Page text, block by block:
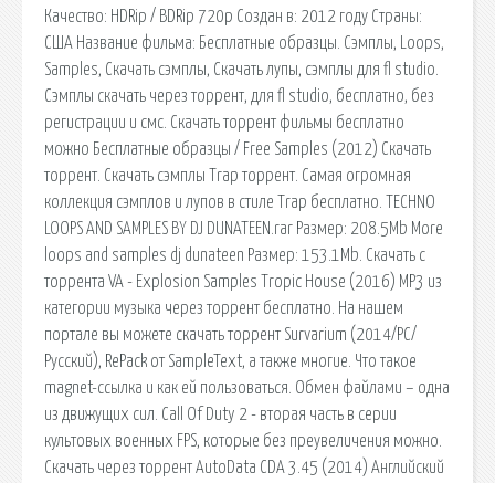
Качество: HDRip / BDRip 720p Создан в: 2012 году Страны:
США Название фильма: Бесплатные образцы. Сэмплы, Loops,
Samples, Скачать сэмплы, Скачать лупы, сэмплы для fl studio.
Сэмплы скачать через торрент, для fl studio, бесплатно, без
регистрации и смс. Скачать торрент фильмы бесплатно
можно Бесплатные образцы / Free Samples (2012) Скачать
торрент. Скачать сэмплы Trap торрент. Самая огромная
коллекция сэмплов и лупов в стиле Trap бесплатно. TECHNO
LOOPS AND SAMPLES BY DJ DUNATEEN.rar Размер: 208.5Mb More
loops and samples dj dunateen Размер: 153.1Mb. Скачать с
торрента VA - Explosion Samples Tropic House (2016) MP3 из
категории музыка через торрент бесплатно. На нашем
портале вы можете скачать торрент Survarium (2014/PC/
Русский), RePack от SampleText, а также многие. Что такое
magnet-ссылка и как ей пользоваться. Обмен файлами – одна
из движущих сил. Call Of Duty 2 - вторая часть в серии
культовых военных FPS, которые без преувеличения можно.
Скачать через торрент AutoData CDA 3.45 (2014) Английский